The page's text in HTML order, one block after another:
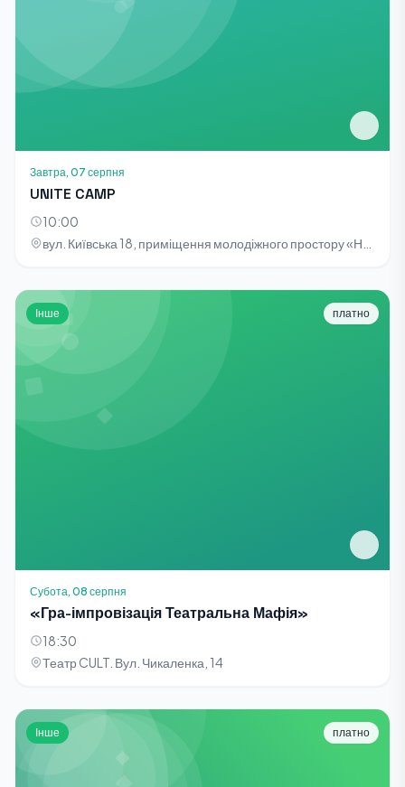
Завтра, 07 серпня
UNITE CAMP
10:00
Інше платно
Субота, 08 серпня
«Гра-імпровізація Театральна Мафія»
18:30
Театр CULT. Вул. Чикаленка, 14
Інше платно